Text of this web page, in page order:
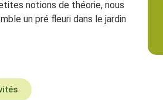
notions de théorie, nous
un pré fleuri dans le jardin